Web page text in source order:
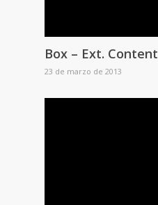
Box – Ext. Content
23 de marzo de 2013